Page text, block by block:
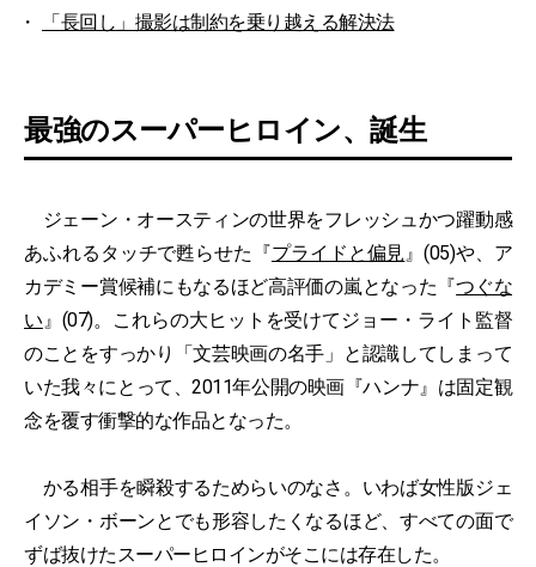
「長回し」撮影は制約を乗り越える解決法
最強のスーパーヒロイン、誕生
ジェーン・オースティンの世界をフレッシュかつ躍動感
あふれるタッチで甦らせた『プライドと偏見』(05)や、ア
カデミー賞候補にもなるほど高評価の嵐となった『つぐな
い』(07)。これらの大ヒットを受けてジョー・ライト監督
のことをすっかり「文芸映画の名手」と認識してしまって
いた我々にとって、2011年公開の映画『ハンナ』は固定観
念を覆す衝撃的な作品となった。
かる相手を瞬殺するためらいのなさ。いわば女性版ジェ
イソン・ボーンとでも形容したくなるほど、すべての面で
ずば抜けたスーパーヒロインがそこには存在した。